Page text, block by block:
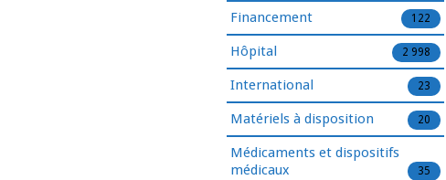
Financement 122
Hôpital 2 998
International 23
Matériels à disposition 20
Médicaments et dispositifs
médicaux
35